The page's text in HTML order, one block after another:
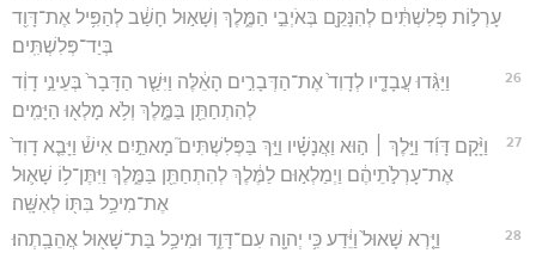
עָרְל֣וֹת פְּלִשְׁתִּ֔ים לְהִנָּקֵ֖ם בְּאֹיְבֵ֣י הַמֶּ֑לֶךְ וְשָׁא֣וּל חָשַׁ֔ב לְהַפִּ֥יל אֶת־דָּוִ֖ד
בְּיַד־פְּלִשְׁתִּֽים׃
26
וַיַּגִּ֨דוּ עֲבָדָ֤יו לְדָוִד֙ אֶת־הַדְּבָרִ֣ים הָאֵ֔לֶּה וַיִּשַׁ֤ר הַדָּבָר֙ בְּעֵינֵ֣י דָוִ֔ד
לְהִתְחַתֵּ֖ן בַּמֶּ֑לֶךְ וְלֹ֥א מָלְא֖וּ הַיָּמִֽים׃
27
וַיָּ֨קָם דָּוִ֜ד וַיֵּ֣לֶךְ ׀ ה֣וּא וַאֲנָשָׁ֗יו וַיַּ֣ךְ בַּפְּלִשְׁתִּים֮ מָאתַ֣יִם אִישׁ֒ וַיָּבֵ֤א דָוִד֙
אֶת־עָרְלֹ֣תֵיהֶ֔ם וַיְמַלְא֣וּם לַמֶּ֔לֶךְ לְהִתְחַתֵּ֖ן בַּמֶּ֑לֶךְ וַיִּתֶּן־ל֥וֹ שָׁא֛וּל
אֶת־מִיכַ֥ל בִּתּ֖וֹ לְאִשָּֽׁה׃
28 וַיַּ֤רְא שָׁאוּל֙ וַיֵּ֔דַע כִּ֥י יְהוָ֖ה עִם־דָּוִ֑ד וּמִיכַ֥ל בַּת־שָׁא֖וּל אֲהֵבַֽתְהוּ׃